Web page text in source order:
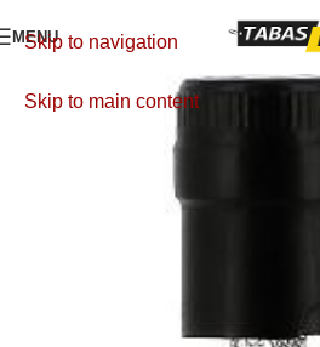
Skip to navigation
Skip to main content
MENU